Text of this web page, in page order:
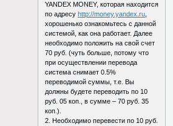
YANDEX MONEY, которая находится
по адресу http://money.yandex.ru
хорошенько ознакомьтесь с данной
системой, как она работает. Далее
необходимо положить на свой счет
70 руб. (чуть больше, потому что
при осуществлении перевода
система снимает 0.5%
переводимой суммы, т.е. Вы
должны будете переводить по 10
руб. 05 коп., в сумме – 70 руб. 35
коп.).
2. Необходимо перевести по 10 руб.